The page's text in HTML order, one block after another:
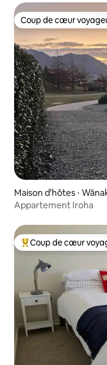
Coup de cœur
Coup de cœur
Maison d'hôtes ⋅
Appartement Iroha
Coups de cœur
Coup de cœur